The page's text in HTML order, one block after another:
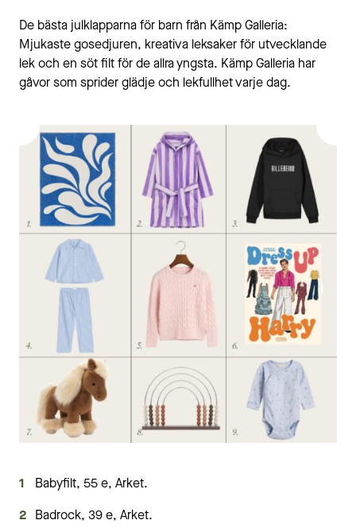
De bästa julklapparna för barn från Kämp Galleria:
Mjukaste gosedjuren, kreativa leksaker för utvecklande
lek och en söt filt för de allra yngsta. Kämp Galleria har
gåvor som sprider glädje och lekfullhet varje dag.
Babyfilt, 55 e, Arket.
Badrock, 39 e, Arket.